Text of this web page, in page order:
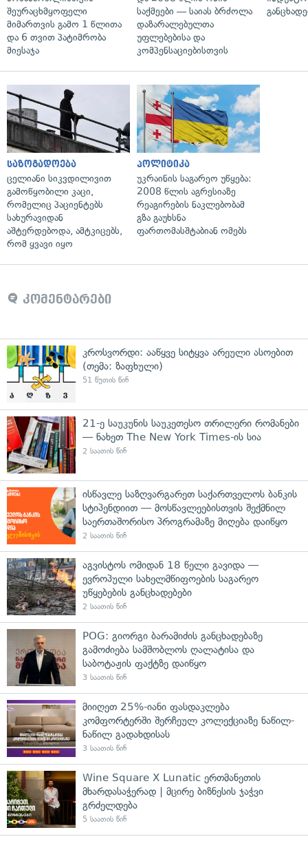
შეურაცხმყოფელი
მიმართვის გამო 1 წლითა
და 6 თვით პატიმრობა
მიესაჯა
საქმეები — საიას ბრძოლა
დაზარალებულთა
უფლებებისა და
კომპენსაციებისთვის
საზოგადოება
ცელიანი სიკვდილივით
გამოწყობილი კაცი,
რომელიც პაციენტებს
სახურავიდან
აშტერდებოდა, ამტკიცებს,
რომ ყვავი იყო
პოლიტიკა
უკრაინის საგარეო უწყება:
2008 წლის აგრესიაზე
რეაგირების ნაკლებობამ
გზა გაუხსნა
ფართომასშტაბიან ომებს
კომენტარები
კროსვორდი: ააწყვე სიტყვა არეული ასოებით
(თემა: ზაფხული)
51 წუთის წინ
21-ე საუკუნის საუკეთესო თრილერი რომანები
— ნახეთ The New York Times-ის სია
2 საათის წინ
ისწავლე საზღვარგარეთ საქართველოს ბანკის
სტიპენდიით — მოსწავლეებისთვის შექმნილ
საერთაშორისო პროგრამაზე მიღება დაიწყო
2 საათის წინ
აგვისტოს ომიდან 18 წელი გავიდა —
ევროპული სახელმწიფოების საგარეო
უწყებების განცხადებები
2 საათის წინ
POG: გიორგი ბარამიძის განცხადებაზე
გამოძიება სამშობლოს ღალატისა და
საბოტაჟის ფაქტზე დაიწყო
3 საათის წინ
მიიღეთ 25%-იანი ფასდაკლება
კომფორტერში შერჩეულ კოლექციაზე ნაწილ-
ნაწილ გადახდისას
3 საათის წინ
Wine Square X Lunatic ერთმანეთის
მხარდასაჭერად | მცირე ბიზნესის ჯაჭვი
გრძელდება
5 საათის წინ